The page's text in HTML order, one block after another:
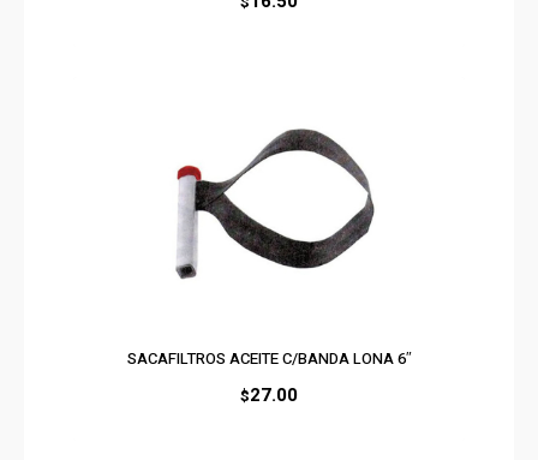
SACAFILTROS ACEITE C/BANDA LONA 6″
$27.00